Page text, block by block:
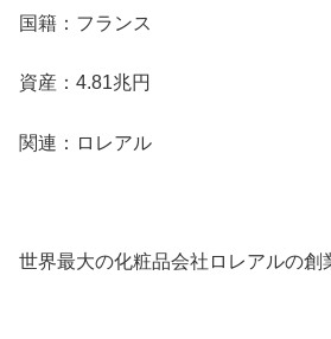
国籍：フランス
資産：4.81兆円
関連：ロレアル
世界最大の化粧品会社ロレアルの創